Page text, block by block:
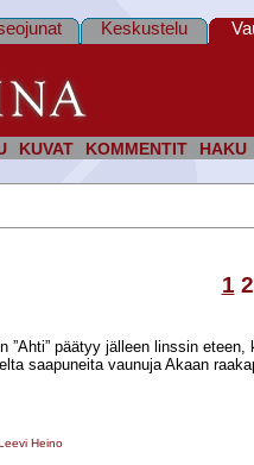
KUVAT KOMMENTIT HAKU
Keskustelu
1 2
”Ahti” päätyy jälleen linssin
saapuneita vaunuja Akaan
Heino